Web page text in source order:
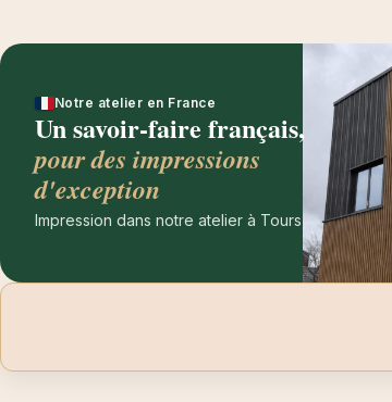
Notre atelier en France
Un savoir-faire français,
pour des impressions
d'exception
Impression dans notre atelier à Tours